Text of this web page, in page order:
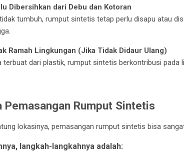
Dibersihkan dari Debu dan Kotoran
tumbuh, rumput sintetis tetap perlu disapu atau
Ramah Lingkungan (Jika Tidak Didaur Ulang)
terbuat dari plastik, rumput sintetis berkontribusi pada
Pemasangan Rumput Sintetis
lokasinya, pemasangan rumput sintetis bisa
langkah-langkahnya adalah: